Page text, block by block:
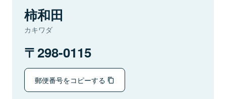
柿和田
カキワダ
298-0115
郵便番号をコピーする